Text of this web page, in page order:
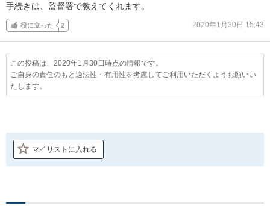
手続きは、監督署で教えてくれます。
役に立った 2 2020年1月30日 15:43
この投稿は、2020年1月30日時点の情報です。
ご自身の責任のもと適法性・有用性を考慮してご利用いただくようお願いい
たします。
マイリストに入れる